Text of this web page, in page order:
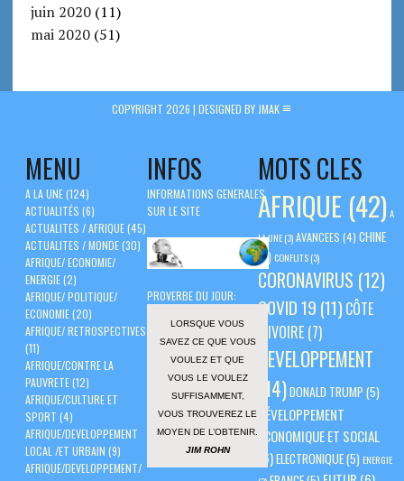
juin 2020(11)
mai 2020(51)
COPYRIGHT 2026 | DESIGNED BY JMAK
MENU
A LA UNE(124)
ACTUALITÉS (6)
ACTUALITES / AFRIQUE(45)
ACTUALITES / MONDE(30)
AFRIQUE/ ECONOMIE/
ENERGIE(2)
AFRIQUE/ POLITIQUE/
ECONOMIE(20)
AFRIQUE/ RETROSPECTIVES
(11)
AFRIQUE/CONTRE LA
PAUVRETE(12)
AFRIQUE/CULTURE ET
SPORT (4)
AFRIQUE/DEVELOPPEMENT
LOCAL /ET URBAIN (9)
AFRIQUE/DEVELOPPEMENT/
MOTS CLES
AFRIQUE (42) A
LA UNE(3)AVANCEES (4) CHINE
(5)CONFLITS(3)
CORONAVIRUS (12)
COVID 19 (11) CÔTE
D'IVOIRE (7)
DEVELOPPEMENT
(14)DONALD TRUMP(5)
DÉVELOPPEMENT
ÉCONOMIQUE ET SOCIAL
(6)ELECTRONIQUE(5)ENERGIE
INFOS
INFORMATIONS GENERALES
SUR LE SITE
PROVERBE DU JOUR:
LORSQUE VOUS
SAVEZ CE QUE VOUS
VOULEZ ET QUE
VOUS LE VOULEZ
SUFFISAMMENT,
VOUS TROUVEREZ LE
MOYEN DE L’OBTENIR.
JIM ROHN